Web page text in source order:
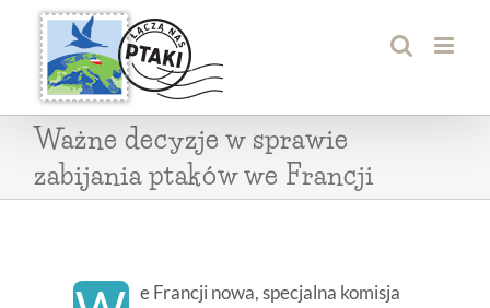
Przejdź
zawartości
Ważne decyzje w sprawie
zabijania ptaków we Francji
e Francji nowa, specjalna komisja